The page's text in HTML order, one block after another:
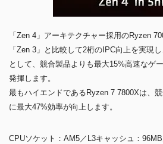
「Zen 4」アーキテクチャー採用のRyzen
「Zen 3」と比較して2桁のIPC向上を実現
として、競合製品よりも最大15%高速なゲ
発揮します。
最もハイエンドであるRyzen 7 7800Xは、
に最大47%効率が向上します。
CPUソケット：AM5／L3キャッシュ：